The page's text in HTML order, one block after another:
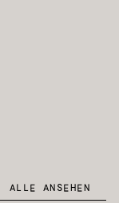
ALLE ANSEHEN